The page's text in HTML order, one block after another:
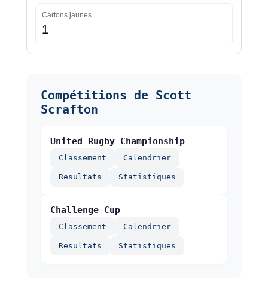
Cartons jaunes
1
Compétitions de Scott
Scrafton
United Rugby Championship
Classement Calendrier
Resultats Statistiques
Challenge Cup
Classement Calendrier
Resultats Statistiques